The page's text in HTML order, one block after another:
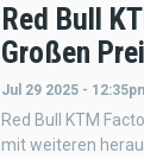
Red Bull
Großen
Jul 29 2025 -
Red Bull KTM
mit weiteren